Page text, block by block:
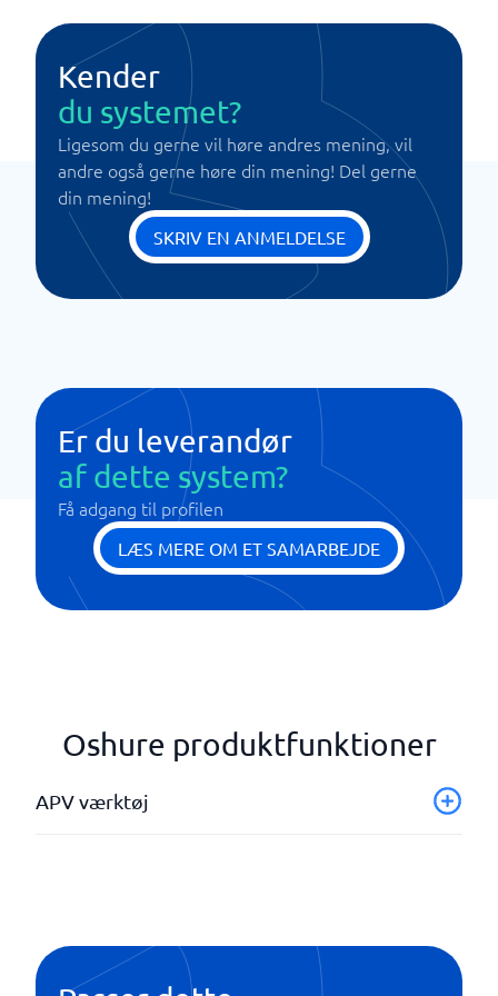
Kender
du systemet?
Ligesom du gerne vil høre andres mening, vil
andre også gerne høre din mening! Del gerne
din mening!
SKRIV EN ANMELDELSE
Er du leverandør
af dette system?
Få adgang til profilen
LÆS MERE OM ET SAMARBEJDE
Oshure produktfunktioner
APV værktøj
Dashboards
Handlingsplaner